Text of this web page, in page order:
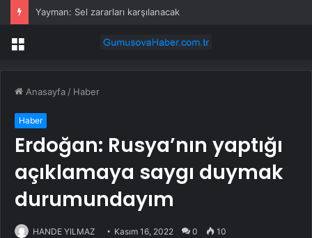
Yayman: Sel zararları karşılanacak
Menü
Anasayfa / Haber
Haber
Erdoğan: Rusya’nın yaptığı
açıklamaya saygı duymak
durumundayım
HANDE YILMAZ Kasım 16, 2022 0 10